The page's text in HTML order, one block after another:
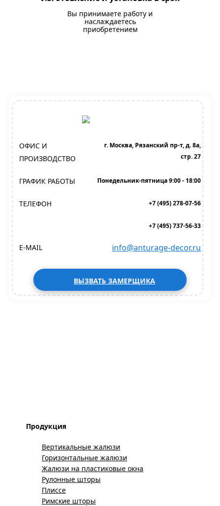
Вы принимаете работу и
наслаждаетесь
приобретением
ОФИС И
ПРОИЗВОДСТВО
г. Москва, Рязанский пр-т, д. 8а,
стр. 27
ГРАФИК РАБОТЫ Понедельник-пятница 9:00 - 18:00
ТЕЛЕФОН +7 (495) 278-07-56
+7 (495) 737-56-33
E-MAIL info@anturage-decor.ru
ВЫЗВАТЬ ЗАМЕРЩИКА
Продукция
Вертикальные жалюзи
Горизонтальные жалюзи
Жалюзи на пластиковые окна
Рулонные шторы
Плиссе
Римские шторы